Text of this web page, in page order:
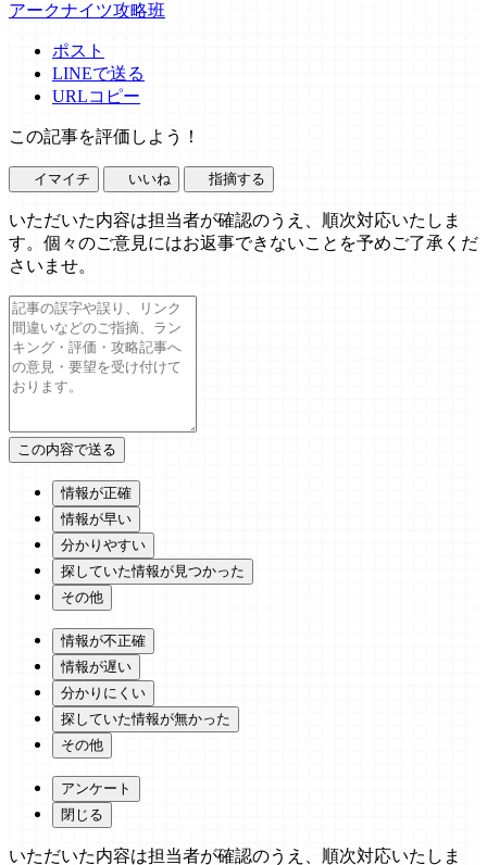
アークナイツ攻略班
ポスト
LINEで送る
URLコピー
この記事を評価しよう！
イマイチ いいね 指摘する
いただいた内容は担当者が確認のうえ、順次対応いたしま
す。個々のご意見にはお返事できないことを予めご了承くだ
さいませ。
情報が正確
情報が早い
分かりやすい
探していた情報が見つかった
その他
情報が不正確
情報が遅い
分かりにくい
探していた情報が無かった
その他
アンケート
閉じる
いただいた内容は担当者が確認のうえ、順次対応いたしま